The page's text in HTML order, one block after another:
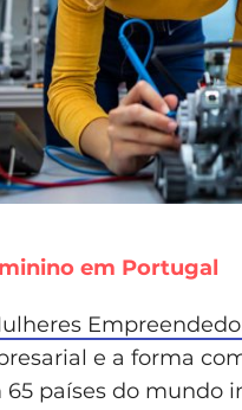
em Portugal
e a forma
países do mundo